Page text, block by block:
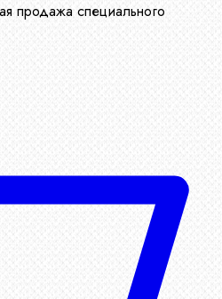
продажа специального